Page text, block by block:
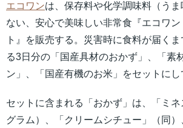
エコワンは、保存料や化学調味料（う
ない、安心で美味しい非常食『エコワン
ト』を販売する。災害時に食料が届く
る3日分の「国産具材のおかず」、「素
ン」、「国産有機のお米」をセットにし
セットに含まれる「おかず」は、「ミ
グラム）、「クリームシチュー」（同